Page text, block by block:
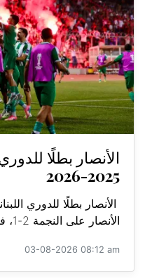
الأنصار بطلًا
2025-2026
الأنصار على النجمة 2-1، في الجولة ال...
03-08-2026 08:12 am